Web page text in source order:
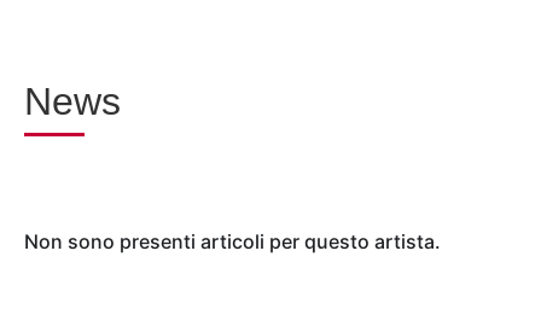
News
Non sono presenti articoli per questo artista.